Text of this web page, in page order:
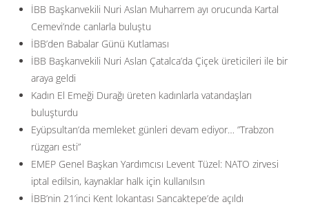
İBB Başkanvekili Nuri Aslan Muharrem ayı orucunda Kartal
Cemevi’nde canlarla buluştu
İBB’den Babalar Günü Kutlaması
İBB Başkanvekili Nuri Aslan Çatalca’da Çiçek üreticileri ile bir
araya geldi
Kadın El Emeği Durağı üreten kadınlarla vatandaşları
buluşturdu
Eyüpsultan’da memleket günleri devam ediyor… ”Trabzon
rüzgarı esti”
EMEP Genel Başkan Yardımcısı Levent Tüzel: NATO zirvesi
iptal edilsin, kaynaklar halk için kullanılsın
İBB’nin 21’inci Kent lokantası Sancaktepe’de açıldı